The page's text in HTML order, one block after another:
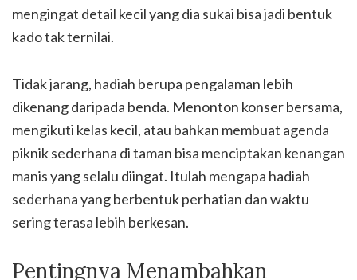
mengingat detail kecil yang dia sukai bisa jadi bentuk
kado tak ternilai.
Tidak jarang, hadiah berupa pengalaman lebih
dikenang daripada benda. Menonton konser bersama,
mengikuti kelas kecil, atau bahkan membuat agenda
piknik sederhana di taman bisa menciptakan kenangan
manis yang selalu diingat. Itulah mengapa hadiah
sederhana yang berbentuk perhatian dan waktu
sering terasa lebih berkesan.
Pentingnya Menambahkan